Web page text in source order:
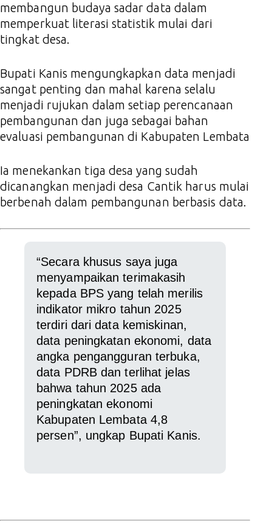
membangun budaya sadar data dalam
memperkuat literasi statistik mulai dari
tingkat desa.
Bupati Kanis mengungkapkan data menjadi
sangat penting dan mahal karena selalu
menjadi rujukan dalam setiap perencanaan
pembangunan dan juga sebagai bahan
evaluasi pembangunan di Kabupaten Lembata
Ia menekankan tiga desa yang sudah
dicanangkan menjadi desa Cantik harus mulai
berbenah dalam pembangunan berbasis data.
“Secara khusus saya juga
menyampaikan terimakasih
kepada BPS yang telah merilis
indikator mikro tahun 2025
terdiri dari data kemiskinan,
data peningkatan ekonomi, data
angka pengangguran terbuka,
data PDRB dan terlihat jelas
bahwa tahun 2025 ada
peningkatan ekonomi
Kabupaten Lembata 4,8
persen”, ungkap Bupati Kanis.